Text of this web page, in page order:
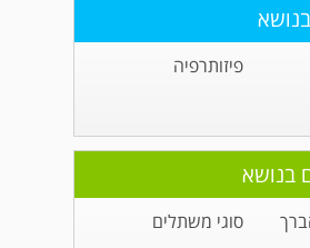
פיזותרפיה
בנושא
סוגי משתלים